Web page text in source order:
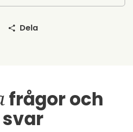
Dela
frågor och
svar